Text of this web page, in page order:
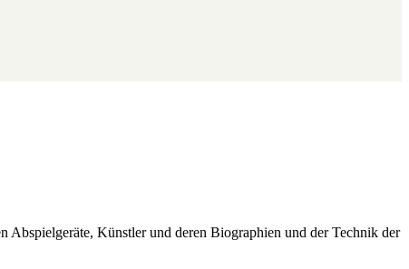
Abspielgeräte, Künstler und deren Biographien und der Technik der